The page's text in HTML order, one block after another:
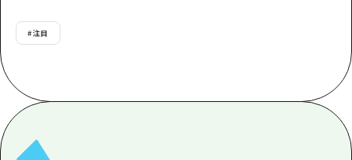
事業者・学校関係者の皆さま
#注目